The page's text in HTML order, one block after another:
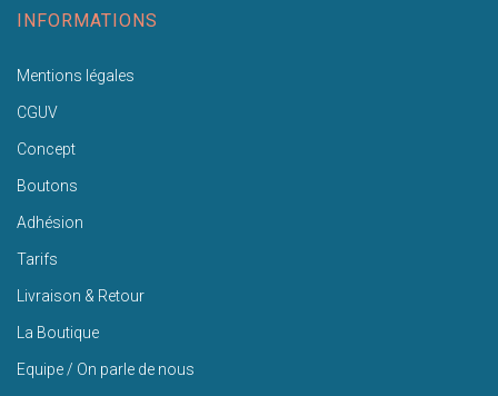
INFORMATIONS
Mentions légales
CGUV
Concept
Boutons
Adhésion
Tarifs
Livraison & Retour
La Boutique
Equipe / On parle de nous